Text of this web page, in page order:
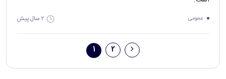
عمومی ۲ سال پیش
1 2